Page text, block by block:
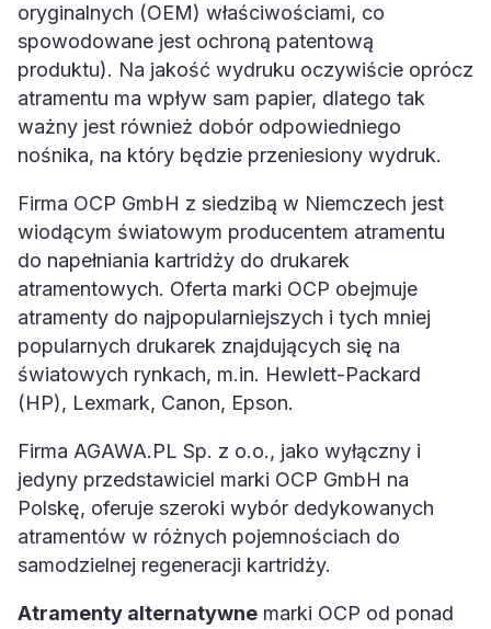
oryginalnych (OEM) właściwościami, co
spowodowane jest ochroną patentową
produktu). Na jakość wydruku oczywiście oprócz
atramentu ma wpływ sam papier, dlatego tak
ważny jest również dobór odpowiedniego
nośnika, na który będzie przeniesiony wydruk.
Firma OCP GmbH z siedzibą w Niemczech jest
wiodącym światowym producentem atramentu
do napełniania kartridży do drukarek
atramentowych. Oferta marki OCP obejmuje
atramenty do najpopularniejszych i tych mniej
popularnych drukarek znajdujących się na
światowych rynkach, m.in. Hewlett-Packard
(HP), Lexmark, Canon, Epson.
Firma AGAWA.PL Sp. z o.o., jako wyłączny i
jedyny przedstawiciel marki OCP GmbH na
Polskę, oferuje szeroki wybór dedykowanych
atramentów w różnych pojemnościach do
samodzielnej regeneracji kartridży.
Atramenty alternatywne marki OCP od ponad